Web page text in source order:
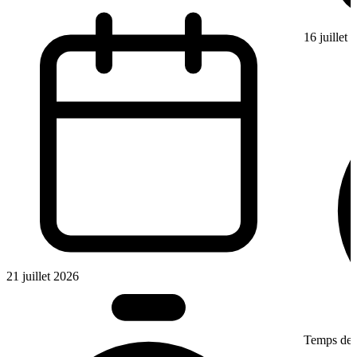
21 juillet 2026
16 juillet
Temps de